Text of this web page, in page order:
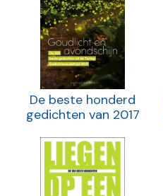
De beste honderd
gedichten van 2017